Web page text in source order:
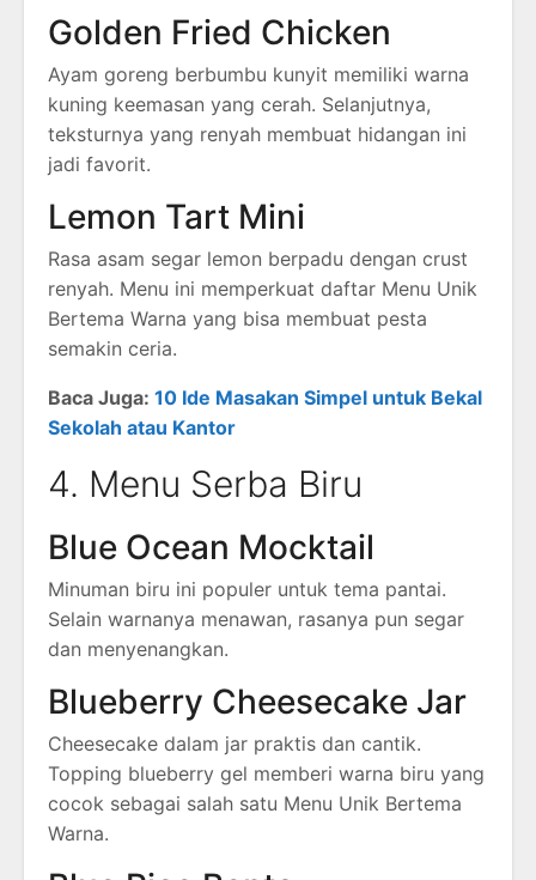
Golden Fried Chicken
Ayam goreng berbumbu kunyit memiliki warna
kuning keemasan yang cerah. Selanjutnya,
teksturnya yang renyah membuat hidangan ini
jadi favorit.
Lemon Tart Mini
Rasa asam segar lemon berpadu dengan crust
renyah. Menu ini memperkuat daftar Menu Unik
Bertema Warna yang bisa membuat pesta
semakin ceria.
Baca Juga: 10 Ide Masakan Simpel untuk Bekal
Sekolah atau Kantor
4. Menu Serba Biru
Blue Ocean Mocktail
Minuman biru ini populer untuk tema pantai.
Selain warnanya menawan, rasanya pun segar
dan menyenangkan.
Blueberry Cheesecake Jar
Cheesecake dalam jar praktis dan cantik.
Topping blueberry gel memberi warna biru yang
cocok sebagai salah satu Menu Unik Bertema
Warna.